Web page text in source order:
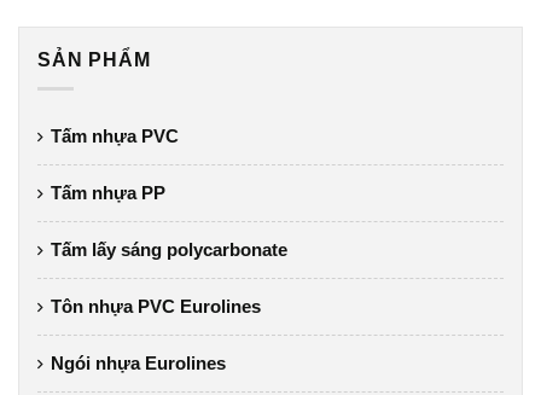
SẢN PHẨM
Tấm nhựa PVC
Tấm nhựa PP
Tấm lấy sáng polycarbonate
Tôn nhựa PVC Eurolines
Ngói nhựa Eurolines